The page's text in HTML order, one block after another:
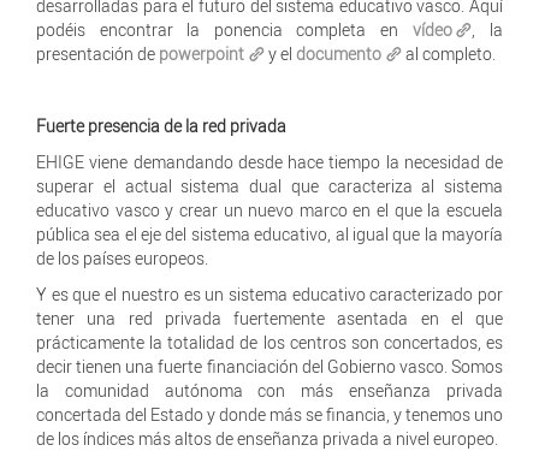
desarrolladas para el futuro del sistema educativo vasco. Aquí
podéis encontrar la ponencia completa en vídeo
, la
presentación de powerpoint y el documento al completo.
Fuerte presencia de la red privada
EHIGE viene demandando desde hace tiempo la necesidad de
superar el actual sistema dual que caracteriza al sistema
educativo vasco y crear un nuevo marco en el que la escuela
pública sea el eje del sistema educativo, al igual que la mayoría
de los países europeos.
Y es que el nuestro es un sistema educativo caracterizado por
tener una red privada fuertemente asentada en el que
prácticamente la totalidad de los centros son concertados, es
decir tienen una fuerte financiación del Gobierno vasco. Somos
la comunidad autónoma con más enseñanza privada
concertada del Estado y donde más se financia, y tenemos uno
de los índices más altos de enseñanza privada a nivel europeo.